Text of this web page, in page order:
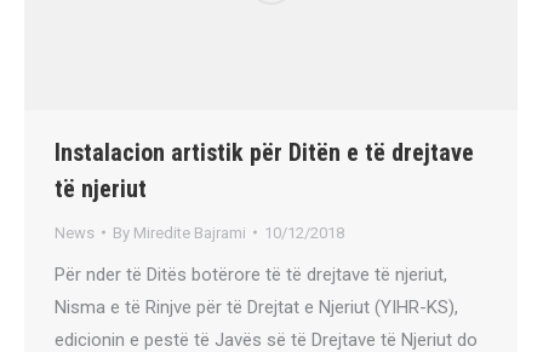
Instalacion artistik për Ditën e të drejtave
të njeriut
News By Miredite Bajrami 10/12/2018
Për nder të Ditës botërore të të drejtave të njeriut,
Nisma e të Rinjve për të Drejtat e Njeriut (YIHR-KS),
edicionin e pestë të Javës së të Drejtave të Njeriut do